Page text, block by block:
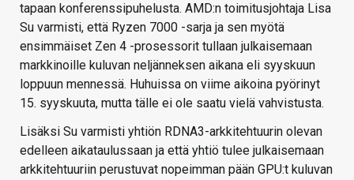
tapaan konferenssipuhelusta. AMD:n toimitusjohtaja Lisa
Su varmisti, että Ryzen 7000 -sarja ja sen myötä
ensimmäiset Zen 4 -prosessorit tullaan julkaisemaan
markkinoille kuluvan neljänneksen aikana eli syyskuun
loppuun mennessä. Huhuissa on viime aikoina pyörinyt
15. syyskuuta, mutta tälle ei ole saatu vielä vahvistusta.
Lisäksi Su varmisti yhtiön RDNA3-arkkitehtuurin olevan
edelleen aikataulussaan ja että yhtiö tulee julkaisemaan
arkkitehtuuriin perustuvat nopeimman pään GPU:t kuluvan